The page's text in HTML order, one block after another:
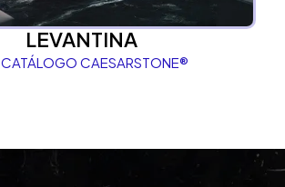
LEVANTINA
CATÁLOGO CAESARSTONE®